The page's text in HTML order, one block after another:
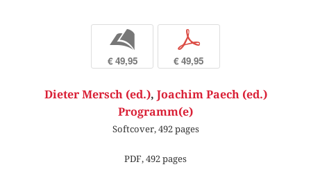
b
€ 49,95
p
€ 49,95
Dieter Mersch (ed.), Joachim Paech (ed.)
Programm(e)
Softcover, 492 pages
PDF, 492 pages